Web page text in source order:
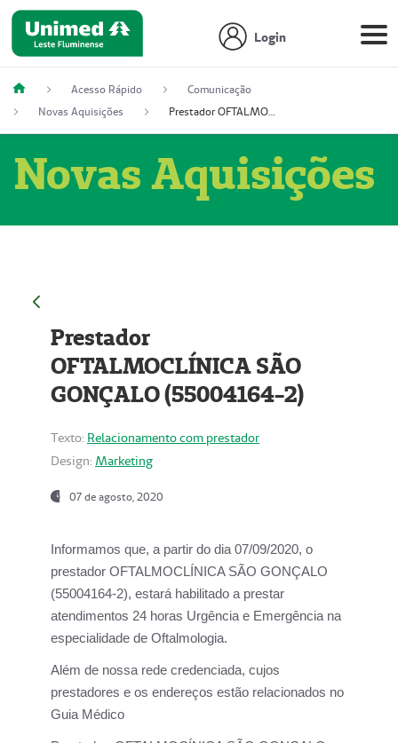
Login
Acesso Rápido
Comunicação
Novas Aquisições
Prestador OFTALMOCLÍNICA SÃO GONÇALO (55004164-2)
Novas Aquisições
Prestador
OFTALMOCLÍNICA SÃO
GONÇALO (55004164-2)
Texto: Relacionamento com prestador
Design: Marketing
07 de agosto, 2020
Informamos que, a partir do dia07/09/2020, o
prestador OFTALMOCLÍNICA SÃO GONÇALO
(55004164-2), estará habilitado a prestar
atendimentos 24 horas Urgência e Emergência na
especialidade de Oftalmologia.
Além de nossa rede credenciada, cujos
prestadores e os endereços estão relacionados no
Guia Médico